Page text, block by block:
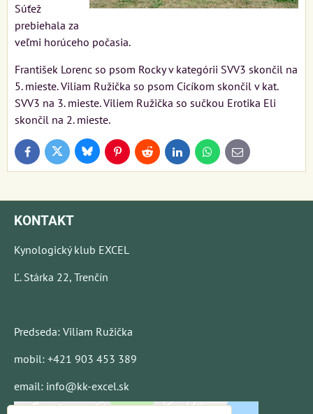
Súťež
prebiehala za
veľmi horúceho počasia.
František Lorenc so psom Rocky v kategórii SVV3 skončil na
5. mieste. Viliam Ružička so psom Cicíkom skončil v kat.
SVV3 na 3. mieste. Viliem Ružička so sučkou Erotika Eli
skončil na 2. mieste.
FacebookTwitter BlueskyPinterestReddit LinkedInWhatsApp
E-
mail
KONTAKT
Kynologický klub EXCEL
Ľ. Stárka 22, Trenčín
Predseda: Viliam Ružička
mobil: +421 903 453 389
email: info@kk-excel.sk